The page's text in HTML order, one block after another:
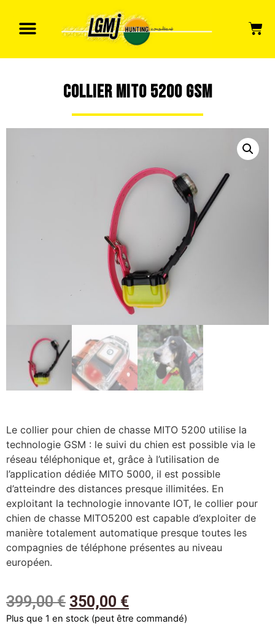
COLLIER MITO 5200 GSM
Le collier pour chien de chasse MITO 5200 utilise la
technologie GSM : le suivi du chien est possible via le
réseau téléphonique et, grâce à l’utilisation de
l’application dédiée MITO 5000, il est possible
d’atteindre des distances presque illimitées. En
exploitant la technologie innovante IOT, le collier pour
chien de chasse MITO5200 est capable d’exploiter de
manière totalement automatique presque toutes les
compagnies de téléphone présentes au niveau
européen.
399,00€ 350,00 €
Plus que 1 en stock (peut être commandé)